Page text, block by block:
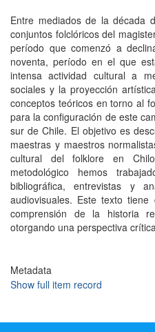
Entre mediados de la década
conjuntos folclóricos del
período que comenzó a
noventa, período en el que
intensa actividad cultural a
sociales y la proyección
conceptos teóricos en torno al
para la configuración de este
sur de Chile. El objetivo es
maestras y maestros
cultural del folklore en
metodológico hemos
bibliográfica, entrevistas y
audiovisuales. Este texto
comprensión de la historia
otorgando una perspectiva
Metadata
Show full item record